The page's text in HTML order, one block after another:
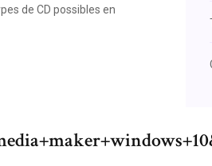
de CD possibles en